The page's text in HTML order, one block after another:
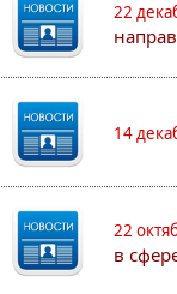
22
14
22
в